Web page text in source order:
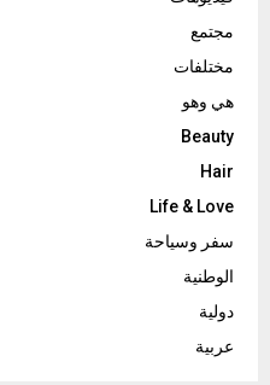
مجتمع
مختلفات
هي وهو
Beauty
Hair
Life & Love
سفر وسياحة
الوطنية
دولية
عربية